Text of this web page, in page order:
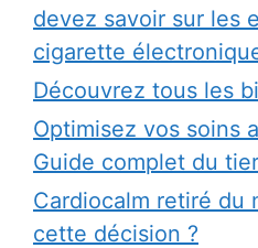
devez savoir sur les
cigarette
Découvrez tous les
Optimisez vos soins
Guide complet du
Cardiocalm retiré du
cette décision ?